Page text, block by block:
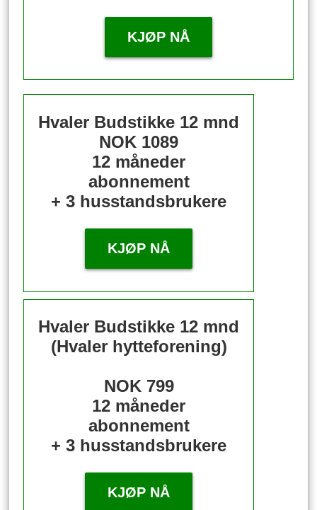
KJØP NÅ
Hvaler Budstikke 12 mnd
NOK 1089
12 måneder
abonnement
+ 3 husstandsbrukere
KJØP NÅ
Hvaler Budstikke 12 mnd
(Hvaler hytteforening)
NOK 799
12 måneder
abonnement
+ 3 husstandsbrukere
KJØP NÅ